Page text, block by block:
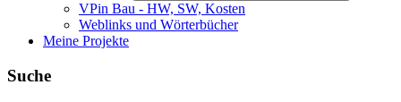
VPin Bau - HW, SW, Kosten
Weblinks und Wörterbücher
Meine Projekte
Suche